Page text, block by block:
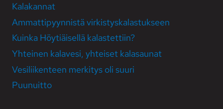
Kala­kannat
Ammatti­pyynnistä virkistys­kalastukseen
Kuinka Höytiäi­sellä kalastet­tiin?
Yhteinen kala­vesi, yhteiset kala­saunat
Vesi­liikenteen merkitys oli suuri
Puunuitto